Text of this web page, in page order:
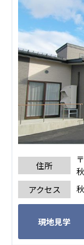
住所
アクセス
現地見学